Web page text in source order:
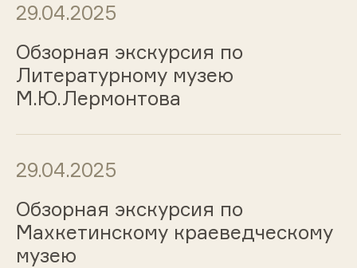
29.04.2025
Обзорная экскурсия по
Литературному музею
М.Ю.Лермонтова
29.04.2025
Обзорная экскурсия по
Махкетинскому краеведческому
музею